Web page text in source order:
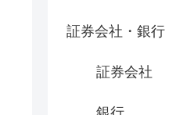
証券会社・銀行
証券会社